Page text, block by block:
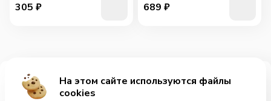
Добавить за 259₽
305 ₽ 689 ₽
На этом сайте используются файлы
cookies